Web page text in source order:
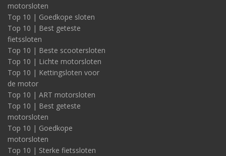
motorsloten
Top 10 | Goedkope sloten
Top 10 | Best geteste
fietssloten
Top 10 | Beste scootersloten
Top 10 | Lichte motorsloten
Top 10 | Kettingsloten voor
de motor
Top 10 | ART motorsloten
Top 10 | Best geteste
motorsloten
Top 10 | Goedkope
motorsloten
Top 10 | Sterke fietssloten